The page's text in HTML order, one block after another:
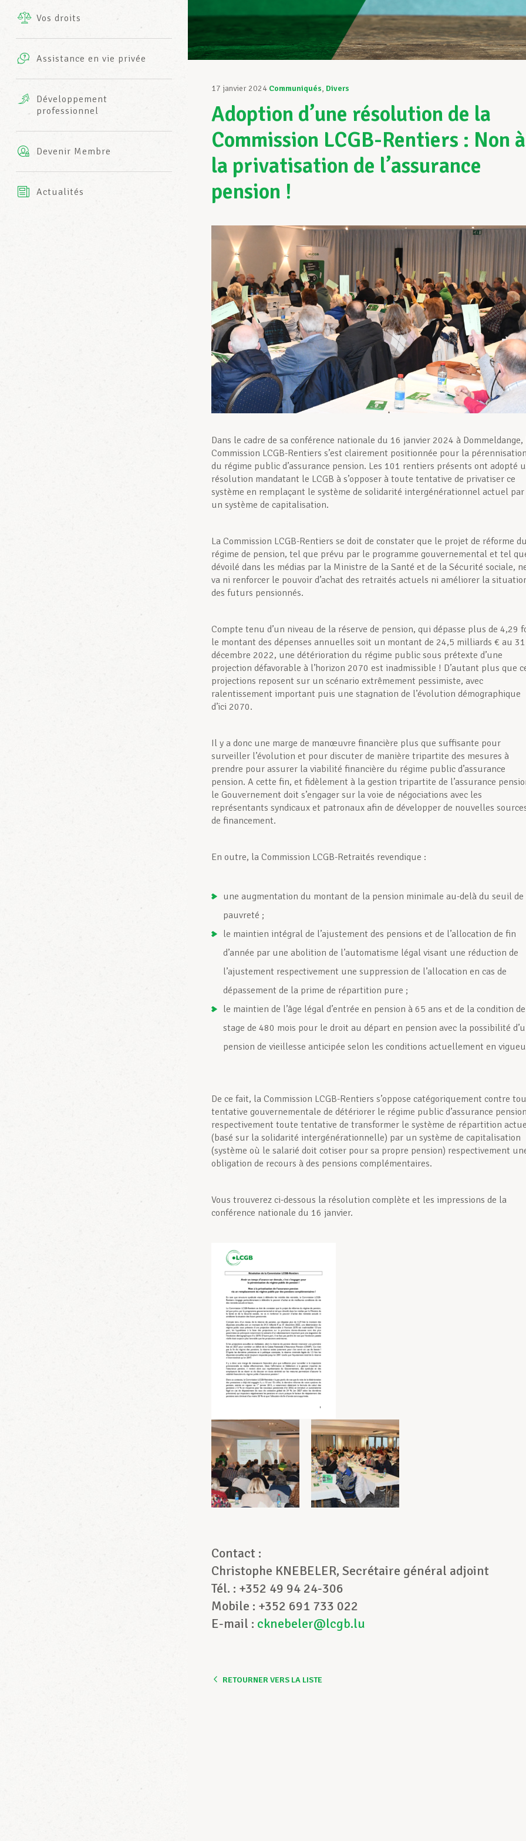
INFO-CENTER
Vos droits
Assistance en vie privée
complémentaires
AXA
Développement
professionnel
Devenir Membre
Actualités
17 janvier 2024 Communiqués, Divers
Adoption d’une résolution de la
Commission LCGB-Rentiers : Non à
la privatisation de l’assurance
pension !
Dans le cadre de sa conférence nationale du 16 janvier 2024 à Dommeldange,
Commission LCGB-Rentiers s’est clairement positionnée pour la pérennisation
du régime public d’assurance pension. Les 101 rentiers présents ont adopté
résolution mandatant le LCGB à s’opposer à toute tentative de privatiser ce
système en remplaçant le système de solidarité intergénérationnel actuel par
un système de capitalisation.
La Commission LCGB-Rentiers se doit de constater que le projet de réforme du
régime de pension, tel que prévu par le programme gouvernemental et tel
dévoilé dans les médias par la Ministre de la Santé et de la Sécurité sociale,
va ni renforcer le pouvoir d’achat des retraités actuels ni améliorer la
des futurs pensionnés.
Compte tenu d’un niveau de la réserve de pension, qui dépasse plus de 4,29
le montant des dépenses annuelles soit un montant de 24,5 milliards € au 31
décembre 2022, une détérioration du régime public sous prétexte d’une
projection défavorable à l’horizon 2070 est inadmissible ! D’autant plus que
projections reposent sur un scénario extrêmement pessimiste, avec
ralentissement important puis une stagnation de l’évolution démographique
d’ici 2070.
Il y a donc une marge de manœuvre financière plus que suffisante pour
surveiller l’évolution et pour discuter de manière tripartite des mesures à
prendre pour assurer la viabilité financière du régime public d’assurance
pension. A cette fin, et fidèlement à la gestion tripartite de l’assurance
le Gouvernement doit s’engager sur la voie de négociations avec les
représentants syndicaux et patronaux afin de développer de nouvelles
de financement.
En outre, la Commission LCGB-Retraités revendique :
une augmentation du montant de la pension minimale au-delà du seuil de
pauvreté ;
le maintien intégral de l’ajustement des pensions et de l’allocation de fin
d’année par une abolition de l’automatisme légal visant une réduction de
l’ajustement respectivement une suppression de l’allocation en cas de
dépassement de la prime de répartition pure ;
le maintien de l’âge légal d’entrée en pension à 65 ans et de la condition de
stage de 480 mois pour le droit au départ en pension avec la possibilité
pension de vieillesse anticipée selon les conditions actuellement en
De ce fait, la Commission LCGB-Rentiers s’oppose catégoriquement contre
tentative gouvernementale de détériorer le régime public d’assurance pension
respectivement toute tentative de transformer le système de répartition
(basé sur la solidarité intergénérationnelle) par un système de capitalisation
(système où le salarié doit cotiser pour sa propre pension) respectivement
obligation de recours à des pensions complémentaires.
Vous trouverez ci-dessous la résolution complète et les impressions de la
conférence nationale du 16 janvier.
Contact :
Christophe KNEBELER, Secrétaire général adjoint
Tél. : +352 49 94 24-306
Mobile : +352 691 733 022
E-mail : cknebeler@lcgb.lu
RETOURNER VERS LA LISTE